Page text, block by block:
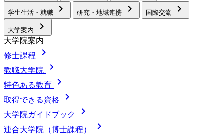
学生生活・就職 chevron_right 研究・地域連携 chevron_right 国際交流 chevron_right
大学案内 chevron_right
大学院案内
修士課程
chevron_right
教職大学院 chevron_right
特色ある教育 chevron_right
取得できる資格 chevron_right
大学院ガイドブック chevron_right
連合大学院（博士課程） chevron_right